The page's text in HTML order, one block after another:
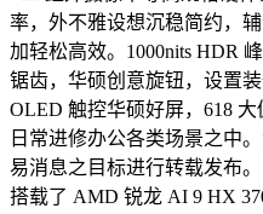
率，外不雅设想沉稳简约，
加轻松高效。1000nits HDR
锯齿，华硕创意旋钮，设置
OLED 触控华硕好屏，618
日常进修办公各类场景之中
易消息之目标进行转载发布
搭载了 AMD 锐龙 AI 9 HX